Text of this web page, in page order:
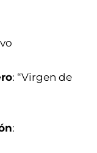
: “Virgen de
: